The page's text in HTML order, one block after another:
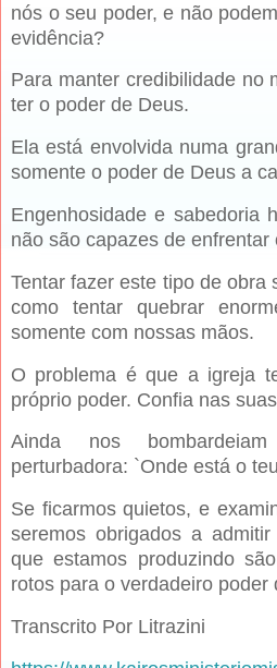
nós o seu poder, e não
evidência?
Para manter credibilidade no
ter o poder de Deus.
Ela está envolvida numa
somente o poder de Deus a
Engenhosidade e sabedoria
não são capazes de enfrentar
Tentar fazer este tipo de obra
como tentar quebrar
somente com nossas mãos.
O problema é que a igreja
próprio poder. Confia nas
Ainda nos
perturbadora: `Onde está o
Se ficarmos quietos, e
seremos obrigados a
que estamos produzindo
rotos para o verdadeiro poder
Transcrito Por Litrazini